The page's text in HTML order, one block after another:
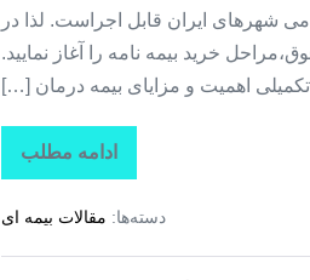
شهرهای ایران قابل اجراست. لذا در
خرید بیمه نامه را آغاز نمایید.
اهمیت و مزایای بیمه درمان […]
ادامه مطلب
تاراز
بیمه
بیمه
درمان
دسته‌ها: مقالات بیمه ای